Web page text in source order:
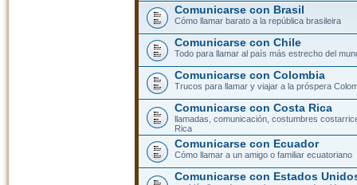
Comunicarse con Brasil
Cómo llamar barato a la república brasileira
Comunicarse con Chile
Todo para llamar al país más estrecho del
Comunicarse con Colombia
Trucos para llamar y viajar a la próspera
Comunicarse con Costa Rica
llamadas, comunicación, costumbres
Rica
Comunicarse con Ecuador
Cómo llamar a un amigo o familiar ecuatoriano
Comunicarse con Estados